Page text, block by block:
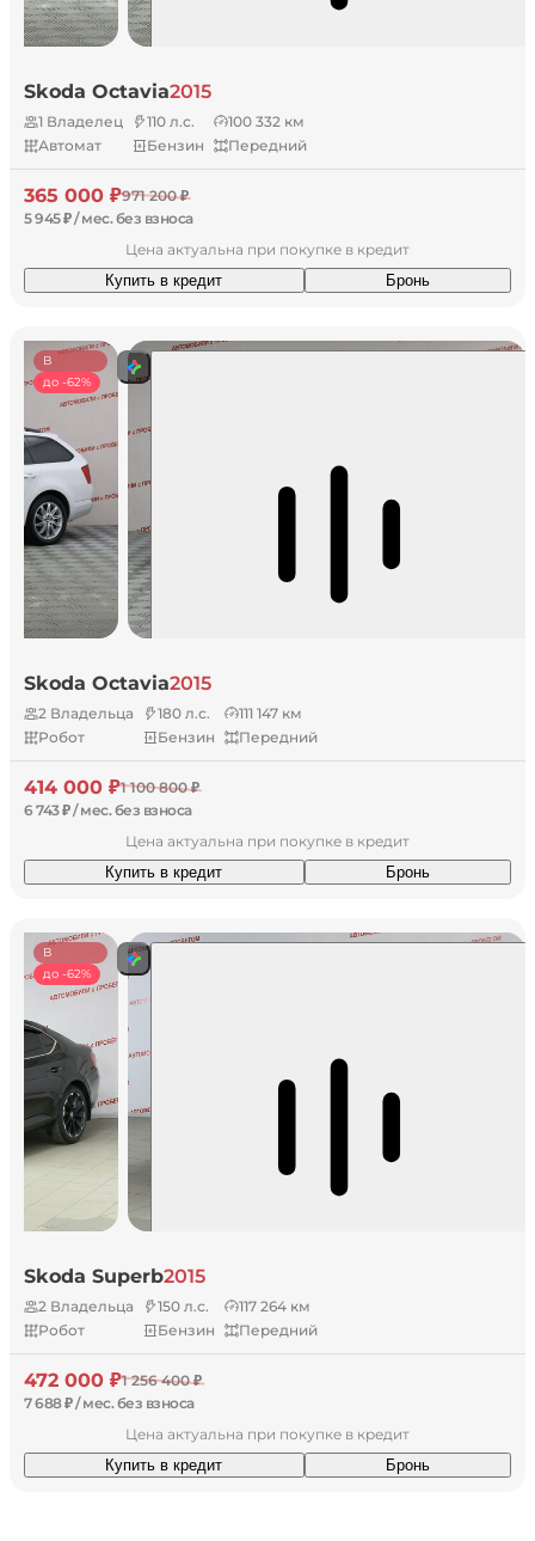
Skoda Octavia2015
1 Владелец 110 л.с.
100 332 км
Автомат
Бензин Передний
365 000 ₽971 200 ₽
5 945 ₽ / мес. без взноса
Цена актуальна при покупке в кредит
Купить в кредит
Бронь
В
наличии
до -62%
Skoda Octavia2015
2 Владельца 180 л.с.
111 147 км
Робот
Бензин Передний
414 000 ₽1 100 800 ₽
6 743 ₽ / мес. без взноса
Цена актуальна при покупке в кредит
Купить в кредит
Бронь
В
наличии
до -62%
Skoda Superb2015
2 Владельца 150 л.с.
117 264 км
Робот
Бензин Передний
472 000 ₽1 256 400 ₽
7 688 ₽ / мес. без взноса
Цена актуальна при покупке в кредит
Купить в кредит
Бронь